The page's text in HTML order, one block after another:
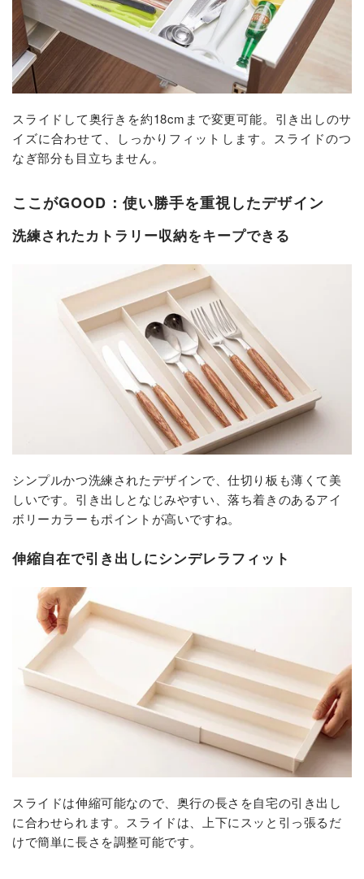
スライドして奥行きを約18cmまで変更可能。引き出しのサ
イズに合わせて、しっかりフィットします。スライドのつ
なぎ部分も目立ちません。
ここがGOOD：使い勝手を重視したデザイン
洗練されたカトラリー収納をキープできる
シンプルかつ洗練されたデザインで、仕切り板も薄くて美
しいです。引き出しとなじみやすい、落ち着きのあるアイ
ボリーカラーもポイントが高いですね。
伸縮自在で引き出しにシンデレラフィット
スライドは伸縮可能なので、奥行の長さを自宅の引き出し
に合わせられます。スライドは、上下にスッと引っ張るだ
けで簡単に長さを調整可能です。